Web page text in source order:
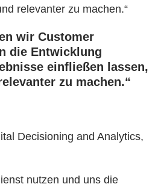
relevanter zu machen.“
wir Customer
die Entwicklung
einfließen lassen,
zu machen.“
Decisioning and Analytics,
nutzen und uns die